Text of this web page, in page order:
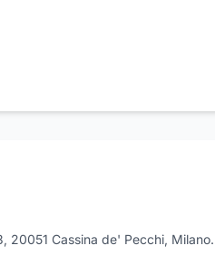
20051 Cassina de' Pecchi, Milano.